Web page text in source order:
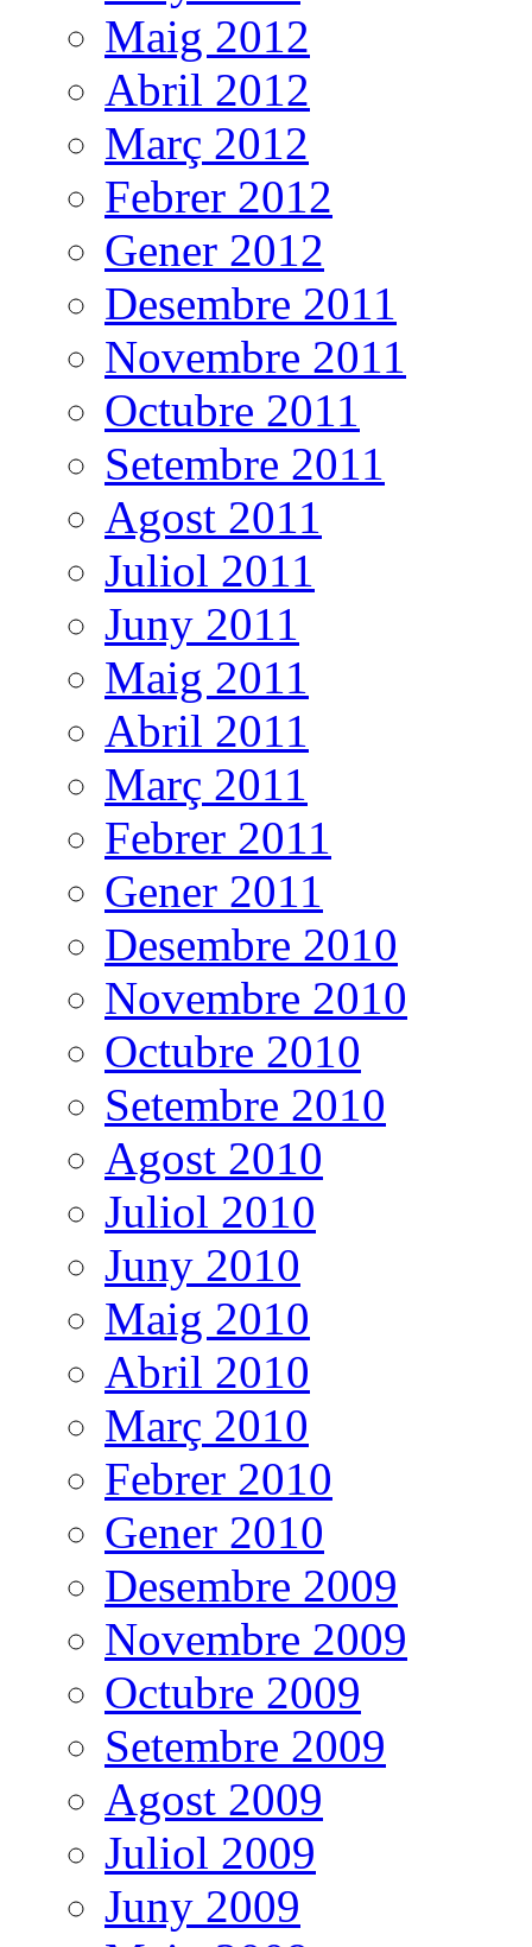
Maig 2012
Abril 2012
Març 2012
Febrer 2012
Gener 2012
Desembre 2011
Novembre 2011
Octubre 2011
Setembre 2011
Agost 2011
Juliol 2011
Juny 2011
Maig 2011
Abril 2011
Març 2011
Febrer 2011
Gener 2011
Desembre 2010
Novembre 2010
Octubre 2010
Setembre 2010
Agost 2010
Juliol 2010
Juny 2010
Maig 2010
Abril 2010
Març 2010
Febrer 2010
Gener 2010
Desembre 2009
Novembre 2009
Octubre 2009
Setembre 2009
Agost 2009
Juliol 2009
Juny 2009